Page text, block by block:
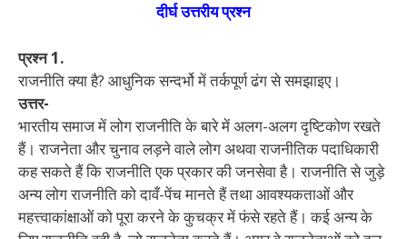
दीर्घ उत्तरीय प्रश्न
प्रश्न 1.
राजनीति क्या है? आधुनिक सन्दर्भो में तर्कपूर्ण ढंग से समझाइए।
उत्तर-
भारतीय समाज में लोग राजनीति के बारे में अलग-अलग दृष्टिकोण रखते
हैं। राजनेता और चुनाव लड़ने वाले लोग अथवा राजनीतिक पदाधिकारी
कह सकते हैं कि राजनीति एक प्रकार की जनसेवा है। राजनीति से जुड़े
अन्य लोग राजनीति को दावँ-पेंच मानते हैं तथा आवश्यकताओं और
महत्त्वाकांक्षाओं को पूरा करने के कुचक्र में फंसे रहते हैं। कई अन्य के